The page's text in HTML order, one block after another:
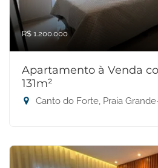
R$ 1.200.000
Apartamento à Venda
131m²
Canto do Forte, Praia